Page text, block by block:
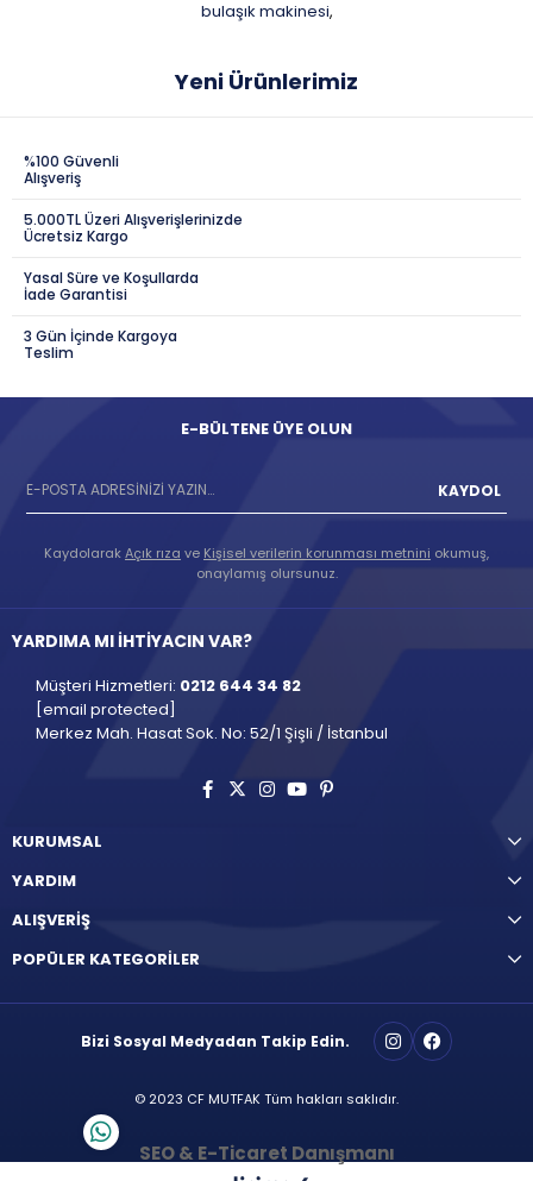
bulaşık makinesi,
Yeni Ürünlerimiz
%100 Güvenli
Alışveriş
5.000TL Üzeri Alışverişlerinizde
Ücretsiz Kargo
Yasal Süre ve Koşullarda
İade Garantisi
3 Gün İçinde Kargoya
Teslim
E-BÜLTENE ÜYE OLUN
KAYDOL
KaydolarakAçık rıza ve Kişisel verilerin korunması metnini okumuş,
onaylamış olursunuz.
YARDIMA MI İHTİYACIN VAR?
Müşteri Hizmetleri: 0212 644 34 82
[email protected]
Merkez Mah. Hasat Sok. No: 52/1 Şişli / İstanbul
KURUMSAL
YARDIM
ALIŞVERİŞ
POPÜLER KATEGORİLER
Bizi Sosyal Medyadan Takip Edin.
© 2023 CF MUTFAK Tüm hakları saklıdır.
SEO & E-Ticaret Danışmanı